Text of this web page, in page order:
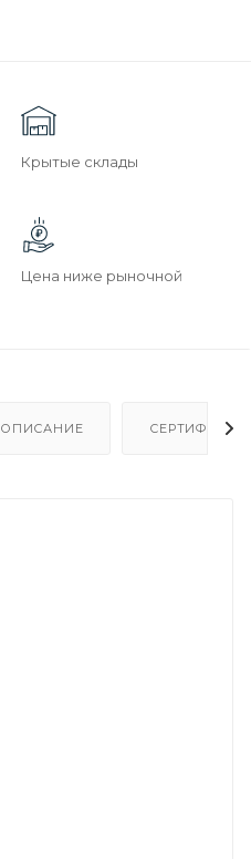
Крытые склады
Цена ниже рыночной
ОПИСАНИЕ